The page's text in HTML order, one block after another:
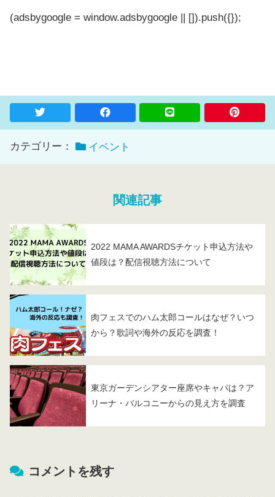
(adsbygoogle = window.adsbygoogle || []).push({});
カテゴリー： イベント
関連記事
2022 MAMA AWARDSチケット申込方法や
値段は？配信視聴方法について
肉フェスでのハム太郎コールはなぜ？いつ
から？歌詞や海外の反応を調査！
東京ガーデンシアター座席やキャパは？ア
リーナ・バルコニーからの見え方を調査
コメントを残す